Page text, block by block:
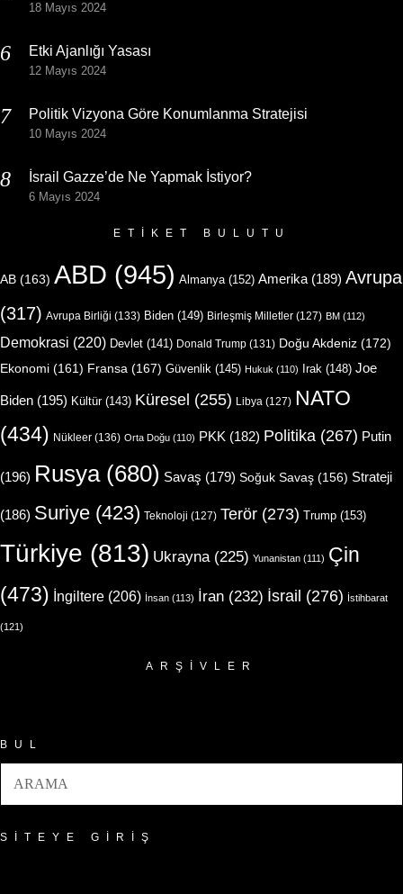
18 Mayıs 2024
Etki Ajanlığı Yasası
12 Mayıs 2024
Politik Vizyona Göre Konumlanma Stratejisi
10 Mayıs 2024
İsrail Gazze’de Ne Yapmak İstiyor?
6 Mayıs 2024
ETIKET BULUTU
AB (163) ABD (945) Almanya(152) Amerika (189) Avrupa
(317) Avrupa Birliği (133) Biden (149) Birleşmiş Milletler (127) BM (112)
Demokrasi (220) Devlet (141) Donald Trump (131) Doğu Akdeniz (172)
Ekonomi (161) Fransa (167) Güvenlik (145) Hukuk (110) Irak (148) Joe
Biden (195) Kültür(143) Küresel (255) Libya (127) NATO
(434) Nükleer (136) Orta Doğu (110) PKK (182) Politika (267) Putin
(196) Rusya(680) Savaş (179) Soğuk Savaş (156) Strateji
(186) Suriye (423) Teknoloji (127) Terör (273) Trump (153)
Türkiye (813) Ukrayna(225) Yunanistan (111) Çin
(473) İngiltere (206) İnsan (113) İran (232) İsrail (276) İstihbarat
(121)
ARŞIVLER
BUL
SITEYE GIRIŞ